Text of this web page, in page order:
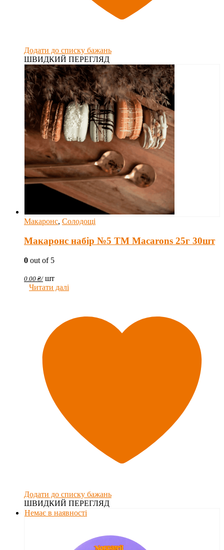
Додати до списку бажань
ШВИДКИЙ ПЕРЕГЛЯД
Макаронс, Солодощі
Макаронс набір №5 ТМ Macarons 25г 30шт
0 out of 5
0.00 ₴/ шт
Читати далі
Додати до списку бажань
ШВИДКИЙ ПЕРЕГЛЯД
Немає в наявності